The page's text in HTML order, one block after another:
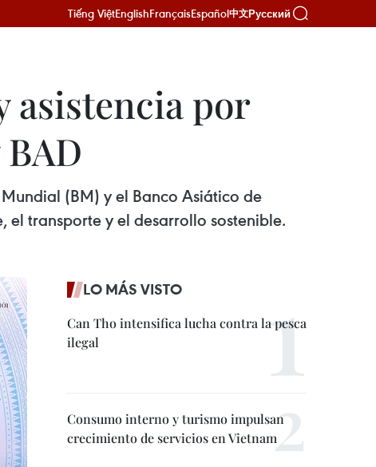
Tiếng ViệtEnglishFrançaisEspañol中文Русский
asistencia por
(BM) y el Banco Asiático de
transporte y el desarrollo sostenible.
LO MÁS VISTO
Can Tho intensifica lucha contra la pesca
ilegal
Consumo interno y turismo impulsan
crecimiento de servicios en Vietnam